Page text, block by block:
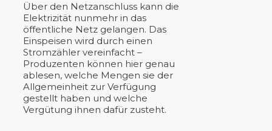
Über den Netzanschluss kann die
Elektrizität nunmehr in das
öffentliche Netz gelangen. Das
Einspeisen wird durch einen
Stromzähler vereinfacht –
Produzenten können hier genau
ablesen, welche Mengen sie der
Allgemeinheit zur Verfügung
gestellt haben und welche
Vergütung ihnen dafür zusteht.